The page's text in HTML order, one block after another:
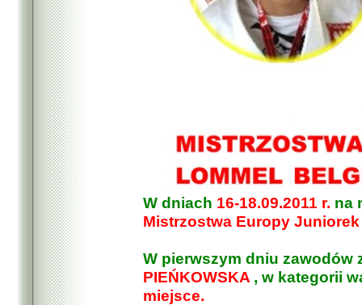
W dniach 16-18.09.2011 r. na
Mistrzostwa Europy
W pierwszym dniu
PIEŃKOWSKA , w kategorii
miejsce.